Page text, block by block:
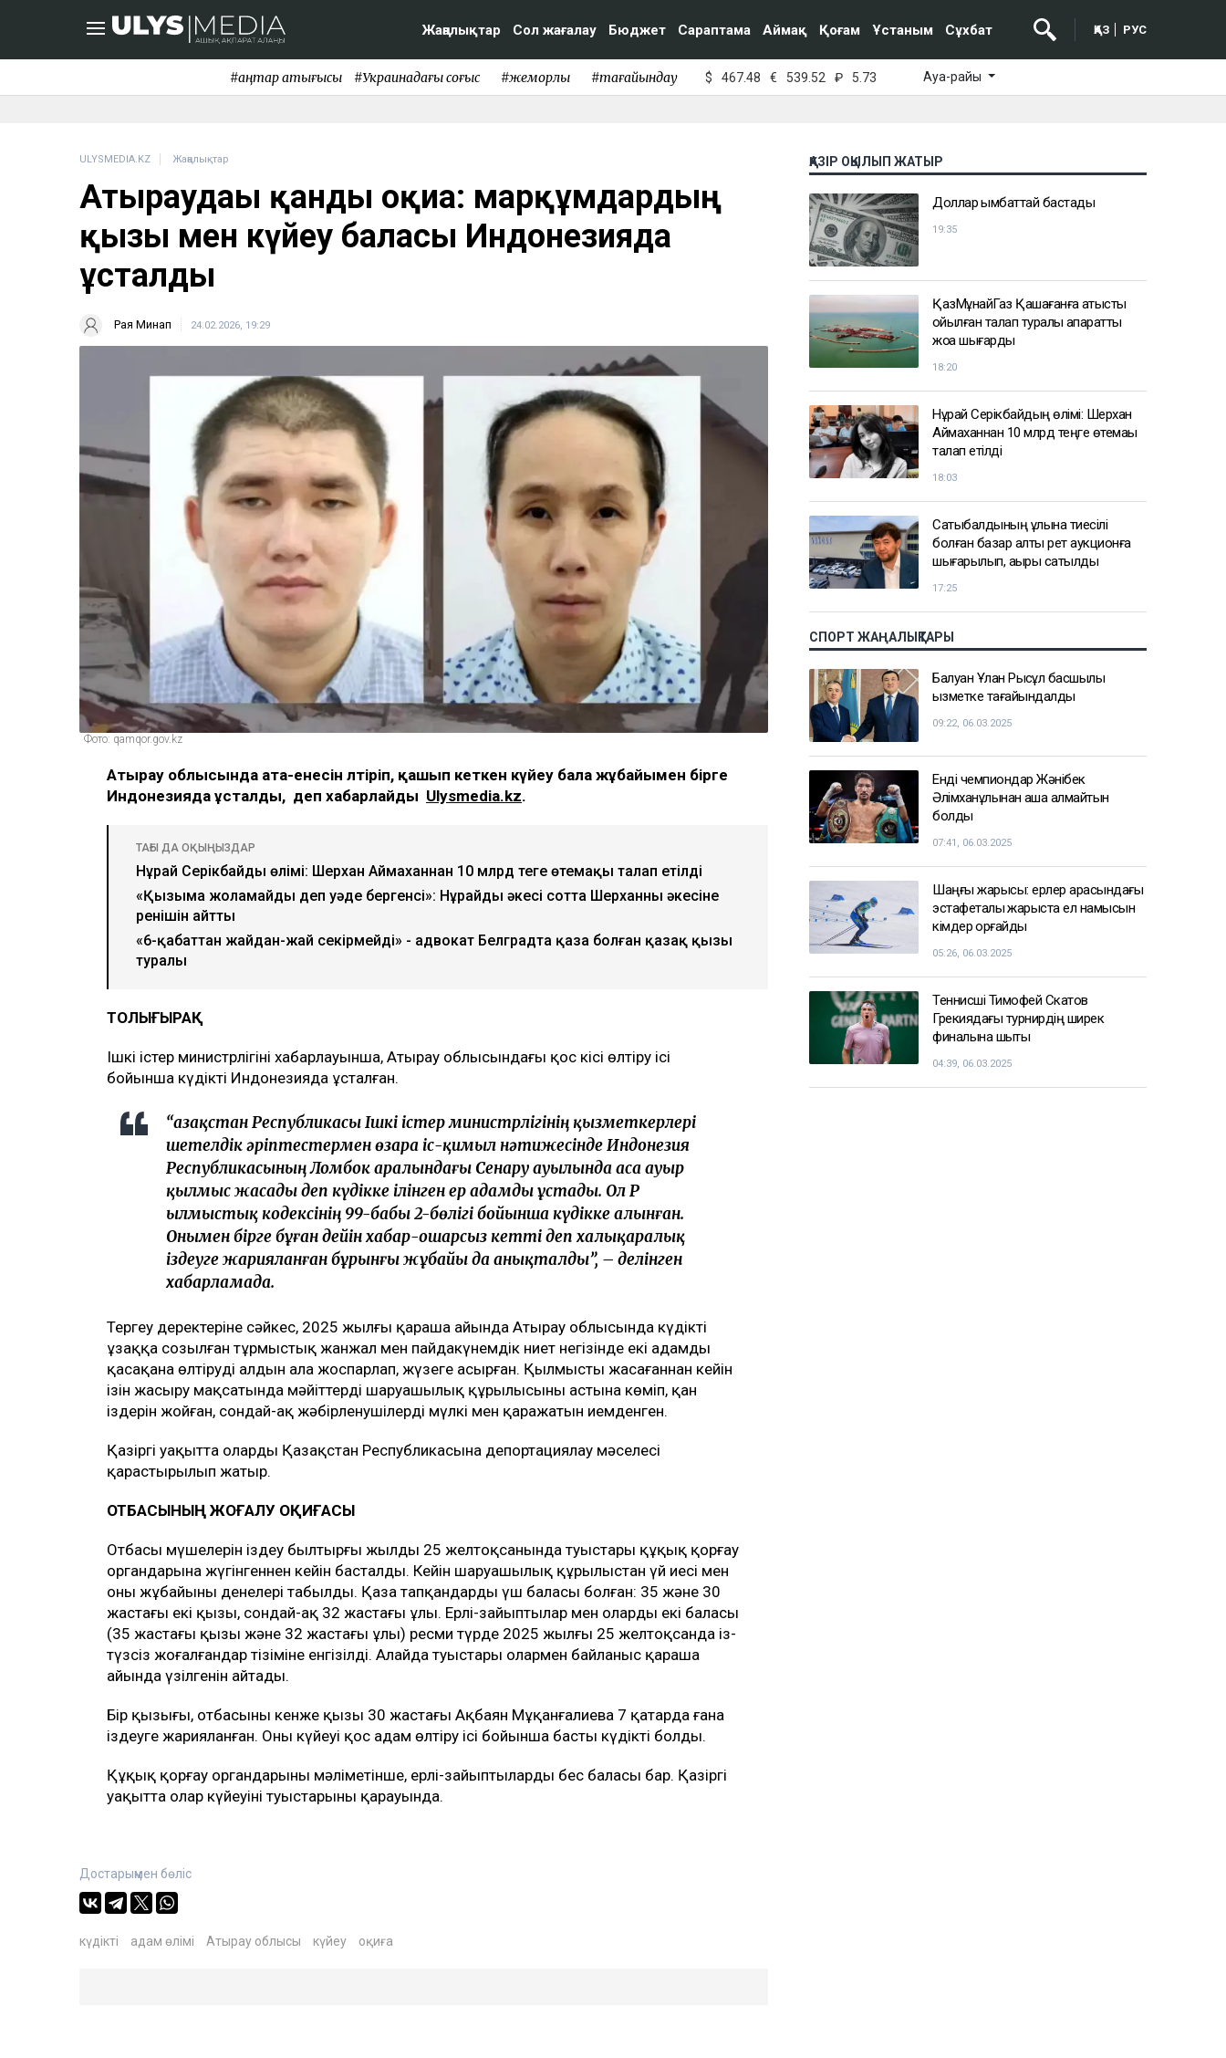
Жаңалықтар Сол жағалау Бюджет Сараптама Аймақ Қоғам Ұстаным Сұхбат ҚАЗ РУС
#қаңтар қақтығысы #Украинадағы соғыс #жемқорлық #тағайындау $ 467.48 € 539.52 ₽ 5.73 Ауа-райы
ULYSMEDIA.KZ Жаңалықтар
Атыраудағы қанды оқиға: марқұмдардың
қызы мен күйеу баласы Индонезияда
ұсталды
Рая Минап 24.02.2026, 19:29
Фото: qamqor.gov.kz
Атырау облысында ата-енесін өлтіріп, қашып кеткен күйеу бала жұбайымен бірге
Индонезияда ұсталды, деп хабарлайды Ulysmedia.kz.
ТАҒЫ ДА ОҚЫҢЫЗДАР
Нұрай Серікбайдың өлімі: Шерхан Аймаханнан 10 млрд теңге өтемақы талап етілді
«Қызыма жоламайды деп уәде бергенсің»: Нұрайдың әкесі сотта Шерханның әкесіне
ренішін айтты
«6-қабаттан жайдан-жай секірмейді» - адвокат Белградта қаза болған қазақ қызы
туралы
ТОЛЫҒЫРАҚ
Ішкі істер министрлігінің хабарлауынша, Атырау облысындағы қос кісі өлтіру ісі
бойынша күдікті Индонезияда ұсталған.
“Қазақстан Республикасы Ішкі істер министрлігінің қызметкерлері
шетелдік әріптестермен өзара іс-қимыл нәтижесінде Индонезия
Республикасының Ломбок аралындағы Сенару ауылында аса ауыр
қылмыс жасады деп күдікке ілінген ер адамды ұстады. Ол ҚР
Қылмыстық кодексінің 99-бабы 2-бөлігі бойынша күдікке алынған.
Онымен бірге бұған дейін хабар-ошарсыз кетті деп халықаралық
іздеуге жарияланған бұрынғы жұбайы да анықталды”, – делінген
хабарламада.
Тергеу деректеріне сәйкес, 2025 жылғы қараша айында Атырау облысында күдікті
ұзаққа созылған тұрмыстық жанжал мен пайдакүнемдік ниет негізінде екі адамды
қасақана өлтіруді алдын ала жоспарлап, жүзеге асырған. Қылмысты жасағаннан кейін
ізін жасыру мақсатында мәйіттерді шаруашылық құрылысының астына көміп, қан
іздерін жойған, сондай-ақ жәбірленушілердің мүлкі мен қаражатын иемденген.
Қазіргі уақытта оларды Қазақстан Республикасына депортациялау мәселесі
қарастырылып жатыр.
ОТБАСЫНЫҢ ЖОҒАЛУ ОҚИҒАСЫ
Отбасы мүшелерін іздеу былтырғы жылдың 25 желтоқсанында туыстары құқық қорғау
органдарына жүгінгеннен кейін басталды. Кейін шаруашылық құрылыстан үй иесі мен
оның жұбайының денелері табылды. Қаза тапқандардың үш баласы болған: 35 және 30
жастағы екі қызы, сондай-ақ 32 жастағы ұлы. Ерлі-зайыптылар мен олардың екі баласы
(35 жастағы қызы және 32 жастағы ұлы) ресми түрде 2025 жылғы 25 желтоқсанда із-
түзсіз жоғалғандар тізіміне енгізілді. Алайда туыстары олармен байланыс қараша
айында үзілгенін айтады.
Бір қызығы, отбасының кенже қызы 30 жастағы Ақбаян Мұқанғалиева 7 қаңтарда ғана
іздеуге жарияланған. Оның күйеуі қос адам өлтіру ісі бойынша басты күдікті болды.
Құқық қорғау органдарының мәліметінше, ерлі-зайыптылардың бес баласы бар. Қазіргі
уақытта олар күйеуінің туыстарының қарауында.
Достарыңмен бөліс
күдікті адам өлімі Атырау облысы күйеу оқиға
ҚАЗІР ОҚЫЛЫП ЖАТЫР
Доллар қымбаттай бастады
19:35
ҚазМұнайГаз Қашағанға қатысты
қойылған талап туралы ақпаратты
жоққа шығарды
18:20
Нұрай Серікбайдың өлімі: Шерхан
Аймаханнан 10 млрд теңге өтемақы
талап етілді
18:03
Сатыбалдының ұлына тиесілі
болған базар алты рет аукционға
шығарылып, ақыры сатылды
17:25
СПОРТ ЖАҢАЛЫҚТАРЫ
Балуан Ұлан Рысқұл басшылық
қызметке тағайындалды
09:22, 06.03.2025
Енді чемпиондар Жәнібек
Әлімханұлынан қаша алмайтын
болды
07:41, 06.03.2025
Шаңғы жарысы: ерлер арасындағы
эстафеталық жарыста ел намысын
кімдер қорғайды
05:26, 06.03.2025
Теннисші Тимофей Скатов
Грекиядағы турнирдің ширек
финалына шықты
04:39, 06.03.2025